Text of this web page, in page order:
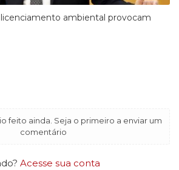
ambiental provocam
feito ainda. Seja o primeiro a enviar um
comentário
Acesse sua conta